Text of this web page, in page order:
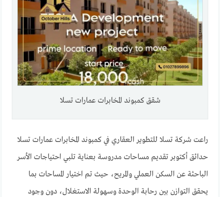
شقق كمبوند المخابرات عمارات تسلا
راعت شركة تسلا للتطوير العقاري في كمبوند المخابرات عمارات تسلا
حدائق أكتوبر تقديم مساحات مدروسة بعناية تلبي احتياجات الأسر
الباحثة عن السكن العملي والمريح، حيث تم اختيار المساحات بما
يحقق التوازن بين رحابة الوحدة وسهولة الاستغلال، دون وجود